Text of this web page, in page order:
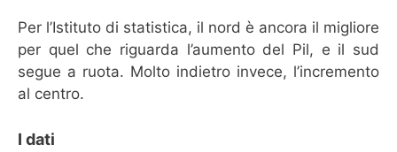
Per l’Istituto di statistica, il nord è ancora il migliore
per quel che riguarda l’aumento del Pil, e il sud
segue a ruota. Molto indietro invece, l’incremento
al centro.
I dati